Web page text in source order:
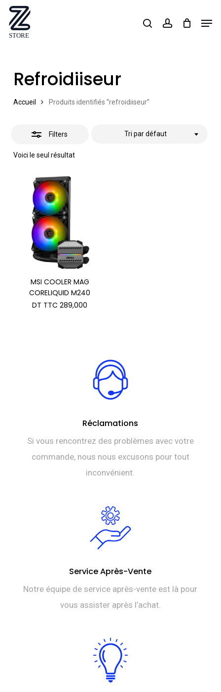
Skip
main
searchaccount
Refroidiiseur
Accueil Produits identifiés “refroidiiseur”
Filters
Voici le seul résultat
Tri par défaut
Close
MSI COOLER MAG
CORELIQUID M240
DT TTC 289,000
Réclamations
Si vous rencontrez des problèmes avec votre
commande, nous nous excusons pour tout
inconvénient.
Service Après-Vente
Notre équipe de service après-vente est là pour
vous assister après l’achat.